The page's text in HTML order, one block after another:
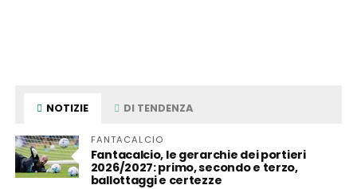
NOTIZIE DI TENDENZA
FANTACALCIO
Fantacalcio, le gerarchie dei portieri
2026/2027: primo, secondo e terzo,
ballottaggi e certezze